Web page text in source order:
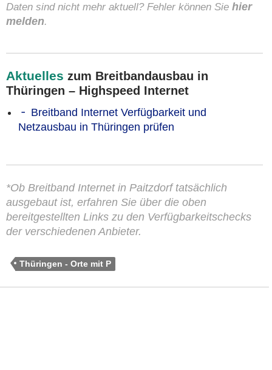
Daten sind nicht mehr aktuell? Fehler können Sie hier
melden.
Aktuelles zum Breitbandausbau in
Thüringen – Highspeed Internet
Breitband Internet Verfügbarkeit und
Netzausbau in Thüringen prüfen
*Ob Breitband Internet in Paitzdorf tatsächlich
ausgebaut ist, erfahren Sie über die oben
bereitgestellten Links zu den Verfügbarkeitschecks
der verschiedenen Anbieter.
Thüringen - Orte mit P